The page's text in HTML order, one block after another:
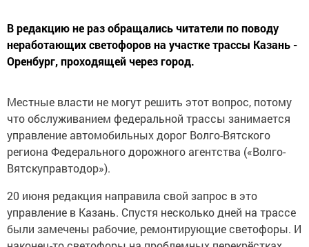
В редакцию не раз обращались читатели по поводу
неработающих светофоров на участке трассы Казань -
Оренбург, проходящей через город.
Местные власти не могут решить этот вопрос, потому
что обслуживанием федеральной трассы занимается
управление автомобильных дорог Волго-Вятского
региона Федерального дорожного агентства («Волго-
Вятскуправтодор»).
20 июня редакция направила свой запрос в это
управление в Казань. Спустя несколько дней на трассе
были замечены рабочие, ремонтирующие светофоры. И